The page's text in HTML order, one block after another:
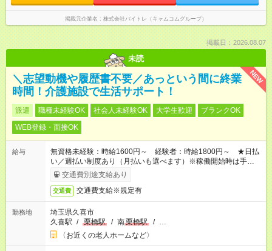
掲載元企業名 株式会社バイトレ（キャムコムグループ）
掲載日：2026.08.07
未読
NEW
＼志望動機や履歴書不要／あっという間に終業
時間！介護施設で生活サポート！
派遣 職種未経験OK 社会人未経験OK 大学生歓迎
ブランクOK
WEB登録・面接OK
給与
無資格未経験：時給1600円～ 経験者：時給1800円～ ★日払
い／週払い制度あり（月払いも選べます）※稼働開始時は手続き
完了次第のお支払いとなります。
交通費別途支給あり
交通費 交通費支給※規定有
勤務地
埼玉県久喜市
久喜駅 / 栗橋駅 / 南栗橋駅 / …
〈お近くの老人ホームなど〉